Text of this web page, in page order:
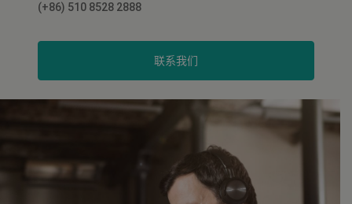
(+86) 510 8528 2888
联系我们